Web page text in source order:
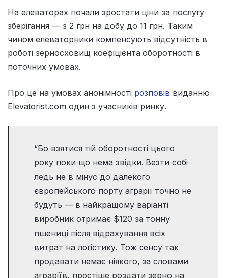
На елеваторах почали зростати ціни за послугу
зберігання — з 2 грн на добу до 11 грн. Таким
чином елеваторники компенсують відсутність в
роботі зерносховищ коефіцієнта оборотності в
поточних умовах.
Про це на умовах анонімності розповів виданню
Elevatorist.com один з учасників ринку.
“Бо взятися тій оборотності цього
року поки що нема звідки. Везти собі
ледь не в мінус до далекого
європейського порту аграрії точно не
будуть — в найкращому варіанті
виробник отримає $120 за тонну
пшениці після відрахування всіх
витрат на логістику. Тож сенсу так
продавати немає ніякого, за словами
аграріїв, простіше роздати зерно на